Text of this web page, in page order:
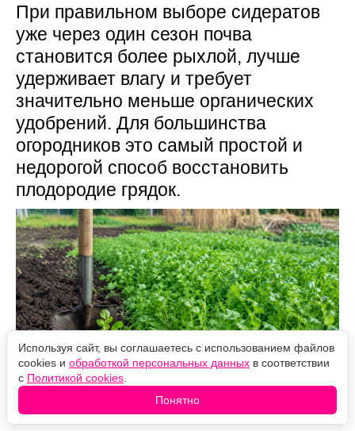
При правильном выборе сидератов
уже через один сезон почва
становится более рыхлой, лучше
удерживает влагу и требует
значительно меньше органических
удобрений. Для большинства
огородников это самый простой и
недорогой способ восстановить
плодородие грядок.
Источник фото: Legion-Media
Используя сайт, вы соглашаетесь с использованием файлов
cookies и обработкой персональных данных в соответствии
с Политикой cookies
Понятно